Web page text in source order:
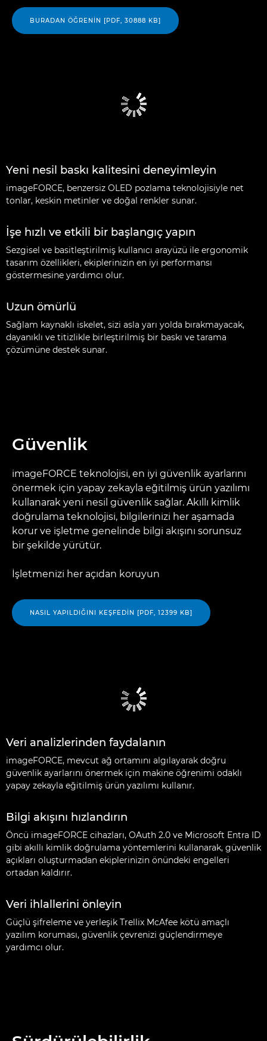
BURADAN ÖĞRENIN [PDF, 30888 KB]
Yeni nesil baskı kalitesini deneyimleyin
imageFORCE, benzersiz OLED pozlama teknolojisiyle net
tonlar, keskin metinler ve doğal renkler sunar.
İşe hızlı ve etkili bir başlangıç yapın
Sezgisel ve basitleştirilmiş kullanıcı arayüzü ile ergonomik
tasarım özellikleri, ekiplerinizin en iyi performansı
göstermesine yardımcı olur.
Uzun ömürlü
Sağlam kaynaklı iskelet, sizi asla yarı yolda bırakmayacak,
dayanıklı ve titizlikle birleştirilmiş bir baskı ve tarama
çözümüne destek sunar.
Güvenlik
imageFORCE teknolojisi, en iyi güvenlik ayarlarını
önermek için yapay zekayla eğitilmiş ürün yazılımı
kullanarak yeni nesil güvenlik sağlar. Akıllı kimlik
doğrulama teknolojisi, bilgilerinizi her aşamada
korur ve işletme genelinde bilgi akışını sorunsuz
bir şekilde yürütür.
İşletmenizi her açıdan koruyun
NASIL YAPILDIĞINI KEŞFEDIN [PDF, 12399 KB]
Veri analizlerinden faydalanın
imageFORCE, mevcut ağ ortamını algılayarak doğru
güvenlik ayarlarını önermek için makine öğrenimi odaklı
yapay zekayla eğitilmiş ürün yazılımı kullanır.
Bilgi akışını hızlandırın
Öncü imageFORCE cihazları, OAuth 2.0 ve Microsoft Entra ID
gibi akıllı kimlik doğrulama yöntemlerini kullanarak, güvenlik
açıkları oluşturmadan ekiplerinizin önündeki engelleri
ortadan kaldırır.
Veri ihlallerini önleyin
Güçlü şifreleme ve yerleşik Trellix McAfee kötü amaçlı
yazılım koruması, güvenlik çevrenizi güçlendirmeye
yardımcı olur.